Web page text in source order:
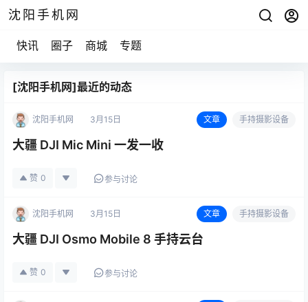
沈阳手机网
快讯 圈子 商城 专题
[沈阳手机网]最近的动态
沈阳手机网 3月15日 文章 手持摄影设备
大疆 DJI Mic Mini 一发一收
赞 0 参与讨论
沈阳手机网 3月15日 文章 手持摄影设备
大疆 DJI Osmo Mobile 8 手持云台
赞 0 参与讨论